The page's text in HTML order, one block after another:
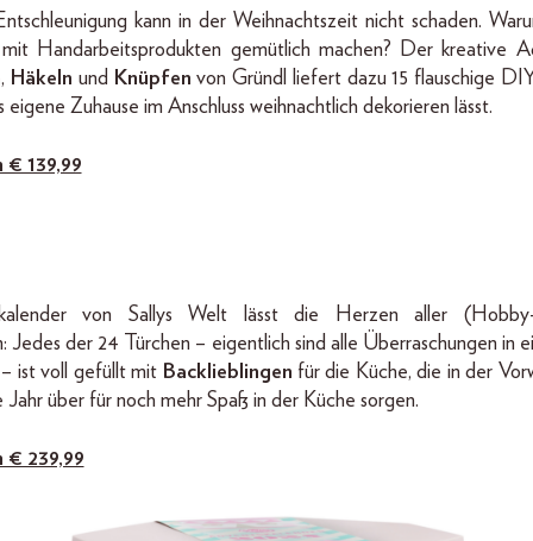
kann in der Weihnachtszeit nicht schaden.
Handarbeitsprodukten gemütlich machen? Der kreative
, Häkeln und Knüpfenvon Gründl liefert dazu 15 flauschige
eigene Zuhause im Anschluss weihnachtlich dekorieren lässt.
139,99
von Sallys Welt lässt die Herzen aller (Hobby-
Jedes der 24 Türchen – eigentlich sind alle Überraschungen in
ist voll gefüllt mit Backlieblingen für die Küche, die in der
Jahr über für noch mehr Spaß in der Küche sorgen.
€ 239,99